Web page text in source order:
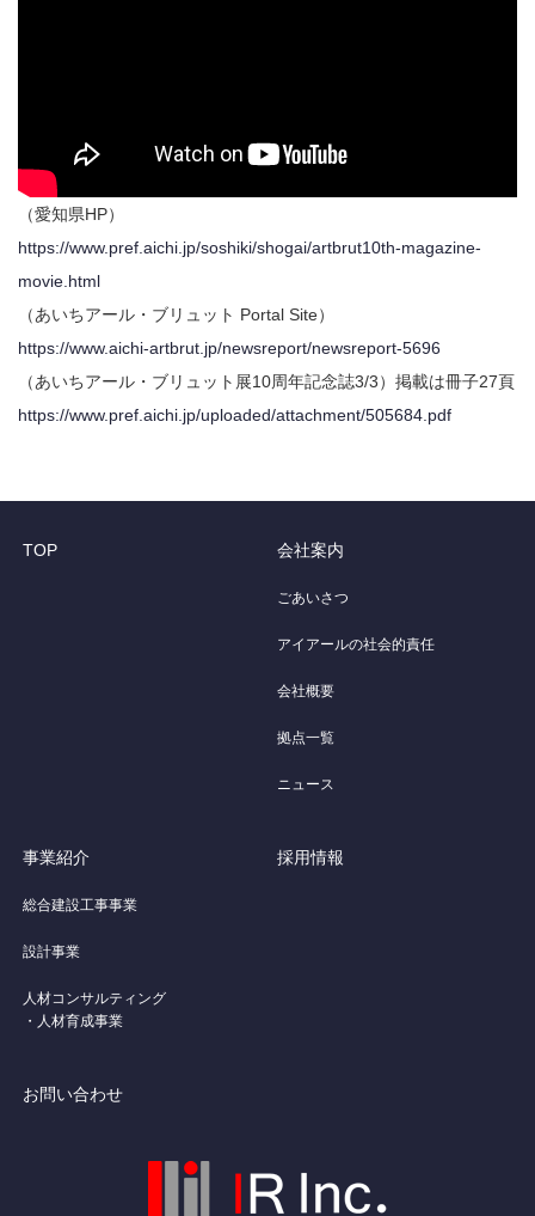
（愛知県HP）
https://www.pref.aichi.jp/soshiki/shogai/artbrut10th-magazine-
movie.html
（あいちアール・ブリュット Portal Site）
https://www.aichi-artbrut.jp/newsreport/newsreport-5696
（あいちアール・ブリュット展10周年記念誌3/3）掲載は冊子27頁
https://www.pref.aichi.jp/uploaded/attachment/505684.pdf
TOP 会社案内
ごあいさつ
アイアールの社会的責任
会社概要
拠点一覧
ニュース
事業紹介
総合建設工事事業
設計事業
人材コンサルティング
・人材育成事業
採用情報
お問い合わせ